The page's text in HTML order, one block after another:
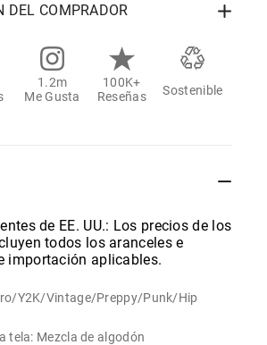
DEL COMPRADOR
1.2m
Me Gusta
100K+
Reseñas
Sostenible
de EE. UU.: Los precios de los
todos los aranceles e
importación aplicables.
Y2K/Vintage/Preppy/Punk/Hip
tela: Mezcla de algodón